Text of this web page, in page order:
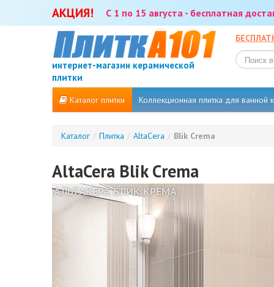
АКЦИЯ! С 1 по 15 августа - бесплатная
интернет-магазин керамической
плитки
Каталог плитки Коллекционная плитка для ванной
Каталог / Плитка / AltaCera / Blik Crema
AltaCera Blik Crema
АЛЬТАКЕРА БЛИК КРЕМА